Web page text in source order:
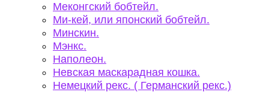
Меконгский бобтейл.
Ми-кей, или японский бобтейл.
Минскин.
Мэнкс.
Наполеон.
Невская маскарадная кошка.
Немецкий рекс. ( Германский рекс.)